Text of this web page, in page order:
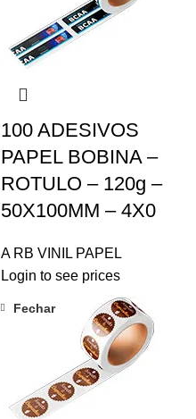
100 ADESIVOS
PAPEL BOBINA –
ROTULO – 120g –
50X100MM – 4X0
A RB VINIL PAPEL
Login to see prices
Fechar